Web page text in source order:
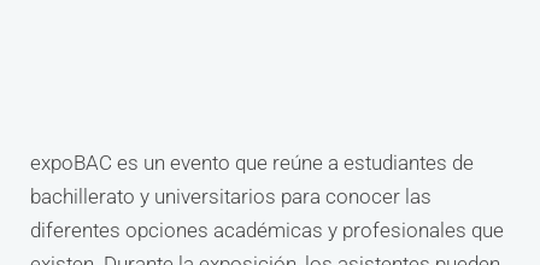
expoBAC es un evento que reúne a estudiantes de
bachillerato y universitarios para conocer las
diferentes opciones académicas y profesionales que